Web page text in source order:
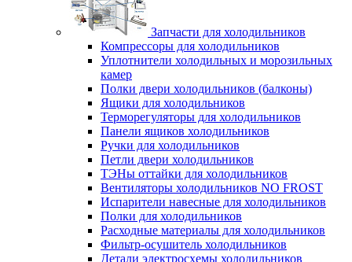
Запчасти для холодильников
Компрессоры для холодильников
Уплотнители холодильных и морозильных
камер
Полки двери холодильников (балконы)
Ящики для холодильников
Терморегуляторы для холодильников
Панели ящиков холодильников
Ручки для холодильников
Петли двери холодильников
ТЭНы оттайки для холодильников
Вентиляторы холодильников NO FROST
Испарители навесные для холодильников
Полки для холодильников
Расходные материалы для холодильников
Фильтр-осушитель холодильников
Детали электросхемы холодильников